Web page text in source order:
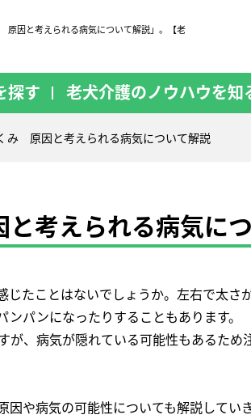
原因と考えられる病気について解説」。【老
探す 老犬介護のノウハウを知
み 原因と考えられる病気について解説
考えられる病気に
じたことはないでしょうか。左右で太さ
パンになったりすることもあります。
が、病気が隠れている可能性もあるため
因や病気の可能性についても解説してい